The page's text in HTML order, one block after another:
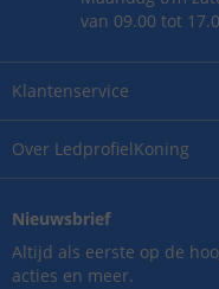
Over LedprofielKoning
Klantenservice
van 09.00 tot
Nieuwsbrief
Altijd als eerste op de
acties en meer.